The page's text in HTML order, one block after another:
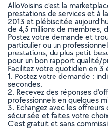
AlloVoisins c’est la
prestations de services et à
2013 et plébiscitée
de 4,5 millions de membres,
Postez votre demande et
particulier ou un
prestations, du plus petit
pour un bon rapport qualité/
Facilitez votre quotidien en 3
1. Postez votre demande :
secondes.
2. Recevez des réponses
professionnels en quelques
3. Echangez avec les
sécurisée et faites votre
C’est gratuit et sans